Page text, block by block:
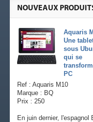
NOUVEAUX
Aquaris
Une
sous
qui se
PC
Ref : Aquaris M10
Marque : BQ
Prix : 250
En juin dernier, l'espagnol